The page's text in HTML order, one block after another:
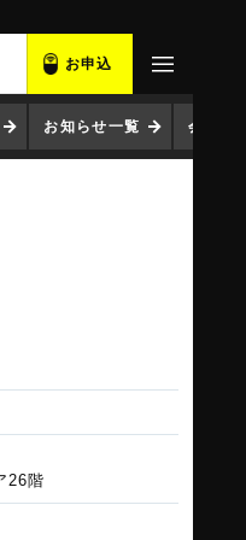
お申込
お知らせ一覧 会社概要
26階